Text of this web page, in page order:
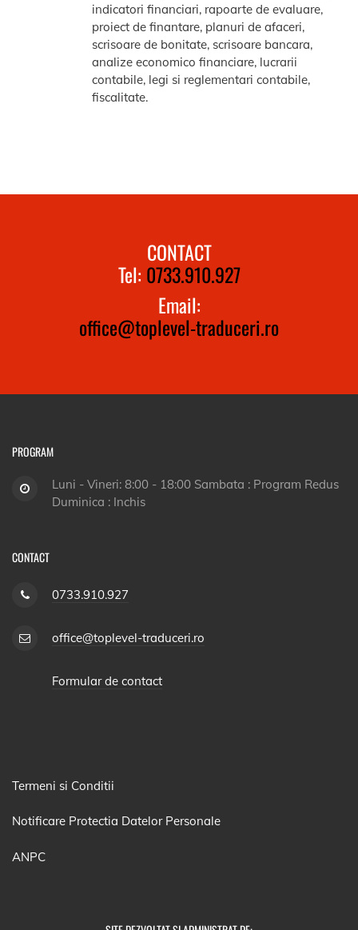
indicatori financiari, rapoarte de evaluare,
proiect de finantare, planuri de afaceri,
scrisoare de bonitate, scrisoare bancara,
analize economico financiare, lucrarii
contabile, legi si reglementari contabile,
fiscalitate.
CONTACT
Tel: 0733.910.927
Email:
office@toplevel-traduceri.ro
PROGRAM
Luni - Vineri: 8:00 - 18:00 Sambata : Program Redus
Duminica : Inchis
CONTACT
0733.910.927
office@toplevel-traduceri.ro
Formular de contact
Termeni si Conditii
Notificare Protectia Datelor Personale
ANPC